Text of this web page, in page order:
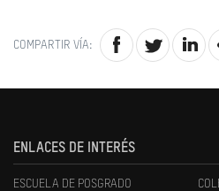
COMPARTIR VÍA:
ENLACES DE INTERÉS
ESCUELA DE POSGRADO